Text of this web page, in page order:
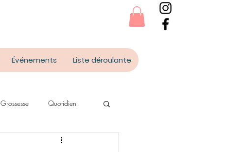
Événements Liste déroulante
Grossesse Quotidien